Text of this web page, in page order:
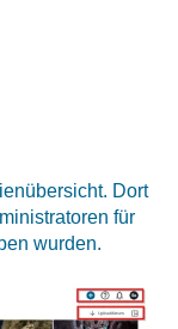
Dort
für
wurden.